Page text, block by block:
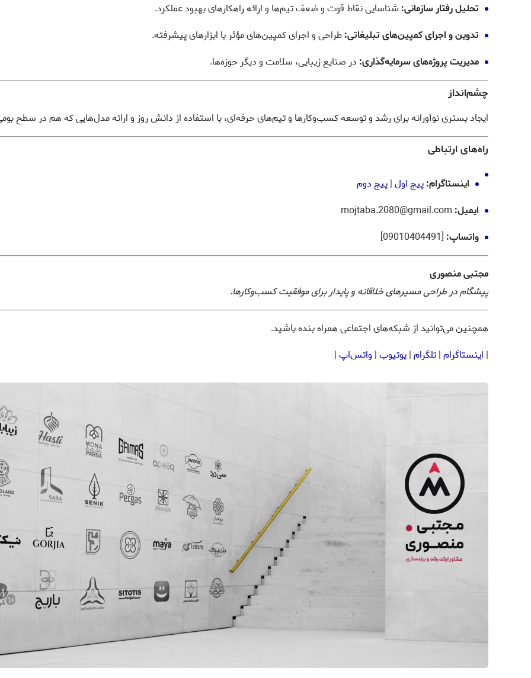
تحلیل رفتار سازمانی: شناسایی نقاط قوت و ضعف تیم‌ها و ارائه راهکارهای بهبود عملکرد.
تدوین و اجرای کمپین‌های تبلیغاتی:طراحی و اجرای کمپین‌های مؤثر با ابزارهای پیشرفته.
مدیریت پروژه‌های سرمایه‌گذاری: در صنایع زیبایی، سلامت و دیگر حوزه‌ها.
چشم‌انداز
ایجاد بستری نوآورانه برای رشد و توسعه کسب‌وکارها و تیم‌های حرفه‌ای، با استفاده از دانش روز و ارائه مدل‌هایی که هم در سطح
راه‌های ارتباطی
اینستاگرام:پیج اول|پیج دوم
ایمیل:
واتساپ: [09010404491]
مجتبی منصوری
پیشگام در طراحی مسیرهای خلاقانه و پایدار برای موفقیت کسب‌وکارها.
همچنین می‌توانید از شبکه‌های اجتماعی همراه بنده باشید.
| اینستاگرام|تلگرام|یوتیوب| واتس‌اپ|